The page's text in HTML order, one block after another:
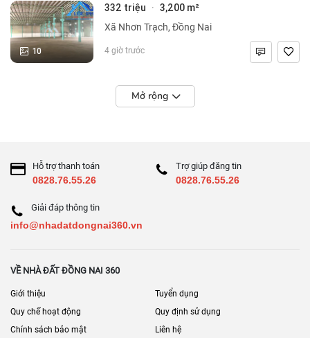
10
332 triệu · 3,200 m²
Xã Nhơn Trạch, Đồng Nai
4 giờ trước
Mở rộng
Hỗ trợ thanh toán
0828.76.55.26
Trợ giúp đăng tin
0828.76.55.26
Giải đáp thông tin
info@nhadatdongnai360.vn
VỀ NHÀ ĐẤT ĐỒNG NAI 360
Giới thiệu
Tuyển dụng
Quy chế hoạt động
Quy định sử dụng
Chính sách bảo mật
Liên hệ